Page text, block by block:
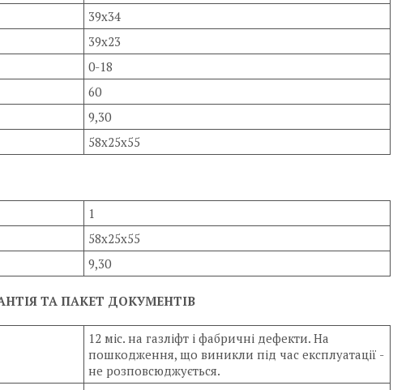
39х34
39х23
0-18
60
9,30
58х25х55
1
58х25х55
9,30
ТА ПАКЕТ ДОКУМЕНТІВ
12 міс. на газліфт і фабричні дефекти. На
пошкодження, що виникли під час експлуатації -
не розповсюджується.